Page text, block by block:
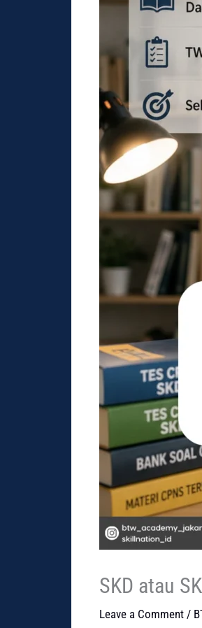
SKD atau
Leave a Comment /